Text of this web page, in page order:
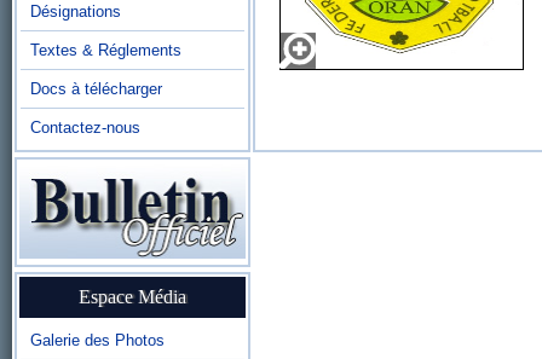
Désignations
Textes & Réglements
Docs à télécharger
Contactez-nous
Espace Média
Galerie des Photos